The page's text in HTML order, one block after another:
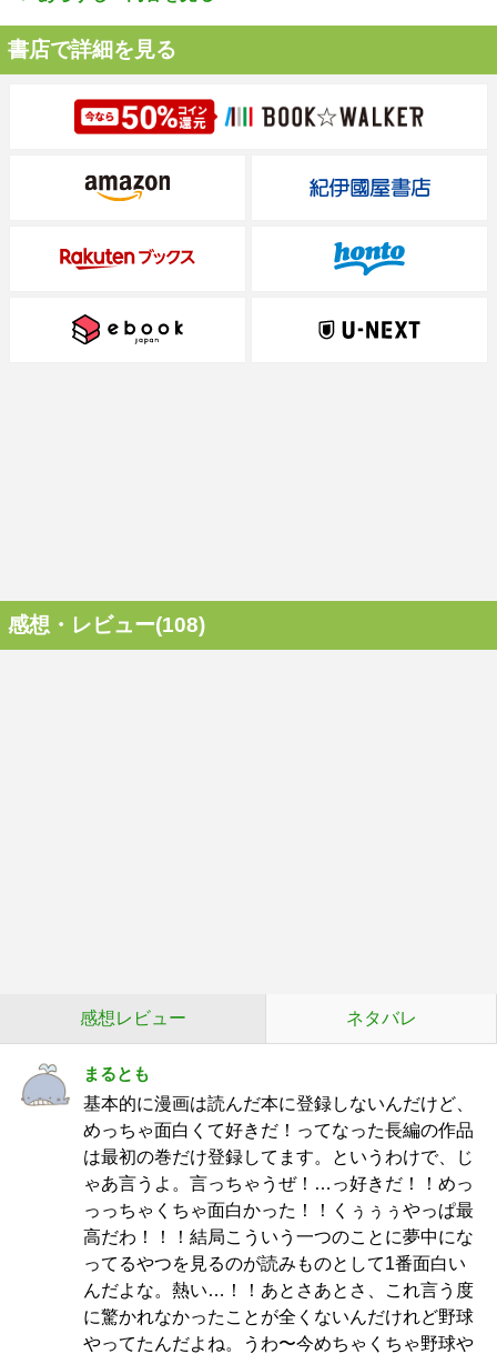
書店で詳細を見る
感想・レビュー(108)
感想レビュー ネタバレ
まるとも
基本的に漫画は読んだ本に登録しないんだけど、
めっちゃ面白くて好きだ！ってなった長編の作品
は最初の巻だけ登録してます。というわけで、じ
ゃあ言うよ。言っちゃうぜ！…っ好きだ！！めっ
っっちゃくちゃ面白かった！！くぅぅぅやっぱ最
高だわ！！！結局こういう一つのことに夢中にな
ってるやつを見るのが読みものとして1番面白い
んだよな。熱い…！！あとさあとさ、これ言う度
に驚かれなかったことが全くないんだけれど野球
やってたんだよね。うわ〜今めちゃくちゃ野球や